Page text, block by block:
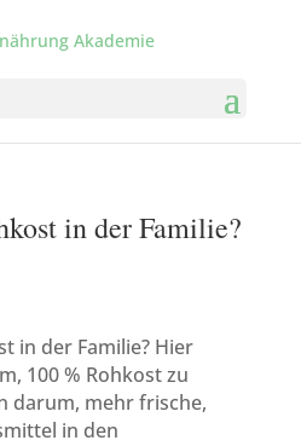
in der Familie?
in der Familie? Hier
100 % Rohkost zu
darum, mehr frische,
in den